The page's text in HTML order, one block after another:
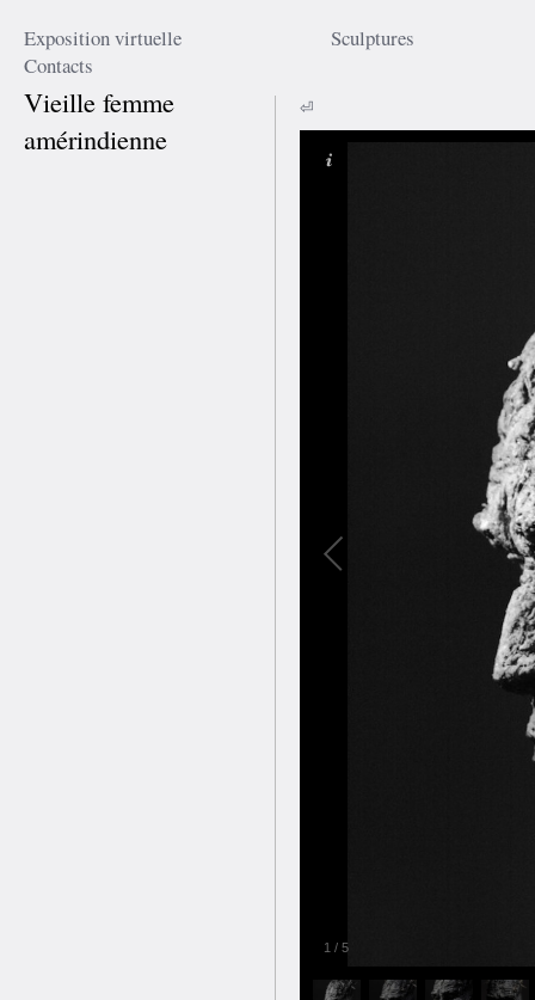
Exposition virtuelle
Sculptures
Contacts
Vieille femme
amérindienne
⏎
1 / 5